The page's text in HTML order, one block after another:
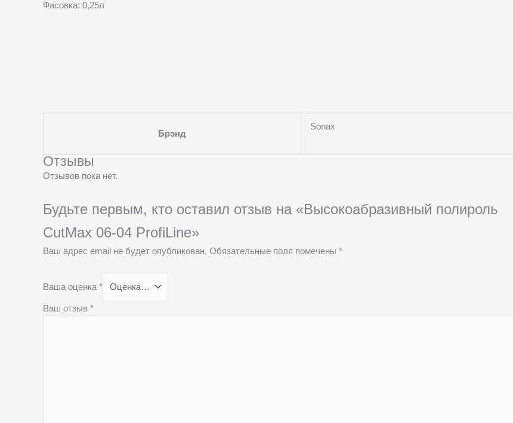
Фасовка: 0,25л
Брэнд
Sonax
Отзывы
Отзывов пока нет.
Будьте первым, кто оставил отзыв на «Высокоабразивный полироль
CutMax 06-04 ProfiLine»
Ваш адрес email не будет опубликован. Обязательные поля помечены *
Ваша оценка *
Ваш отзыв *